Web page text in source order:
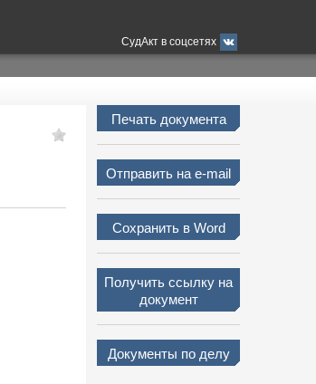
СудАкт в соцсетях
Печать документа
Отправить на e-mail
Сохранить в Word
Получить ссылку на
документ
Документы по делу